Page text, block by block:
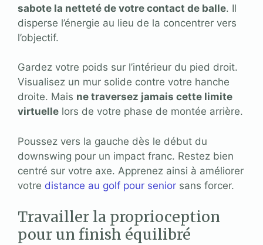
sabote la netteté de votre contact de balle. Il
disperse l’énergie au lieu de la concentrer vers
l’objectif.
Gardez votre poids sur l’intérieur du pied droit.
Visualisez un mur solide contre votre hanche
droite. Mais ne traversez jamais cette limite
virtuelle lors de votre phase de montée arrière.
Poussez vers la gauche dès le début du
downswing pour un impact franc. Restez bien
centré sur votre axe. Apprenez ainsi à améliorer
votre distance au golf pour senior sans forcer.
Travailler la proprioception
pour un finish équilibré